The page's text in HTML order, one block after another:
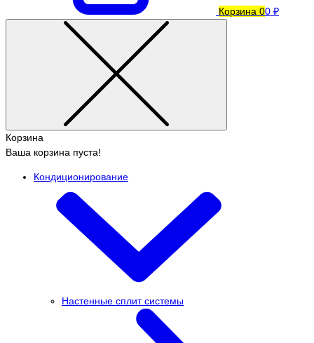
Корзина 00 ₽
Корзина
Ваша корзина пуста!
Кондиционирование
Настенные сплит системы